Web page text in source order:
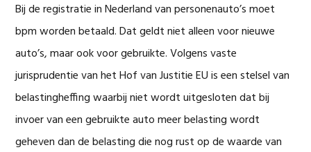
Bij de registratie in Nederland van personenauto’s moet
bpm worden betaald. Dat geldt niet alleen voor nieuwe
auto’s, maar ook voor gebruikte. Volgens vaste
jurisprudentie van het Hof van Justitie EU is een stelsel van
belastingheffing waarbij niet wordt uitgesloten dat bij
invoer van een gebruikte auto meer belasting wordt
geheven dan de belasting die nog rust op de waarde van